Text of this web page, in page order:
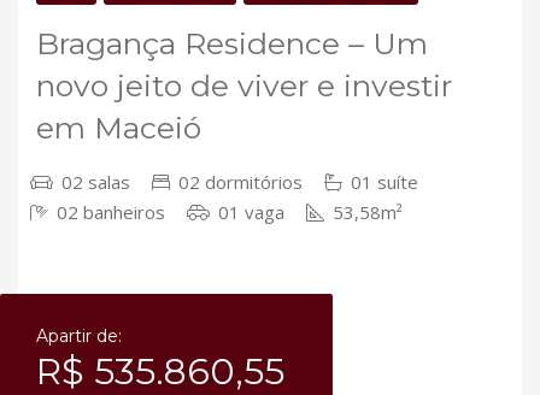
Bragança Residence – Um
novo jeito de viver e investir
em Maceió
02 salas 02 dormitórios
01 suíte
02 banheiros
01 vaga 53,58m²
Apartir de:
R$ 535.860,55